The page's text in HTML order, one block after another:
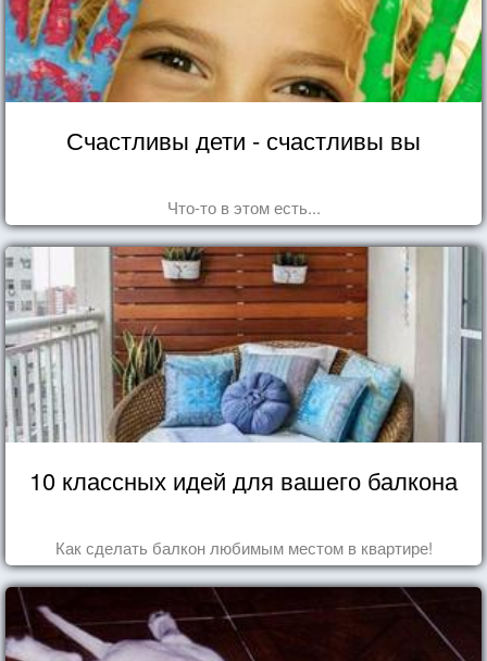
Счастливы дети - счастливы вы
Что-то в этом есть...
10 классных идей для вашего балкона
Как сделать балкон любимым местом в квартире!